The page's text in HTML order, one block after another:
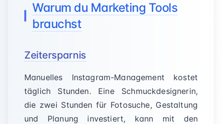
Warum du Marketing Tools
brauchst
Zeitersparnis
Manuelles Instagram-Management kostet
täglich Stunden. Eine Schmuckdesignerin,
die zwei Stunden für Fotosuche, Gestaltung
und Planung investiert, kann mit den